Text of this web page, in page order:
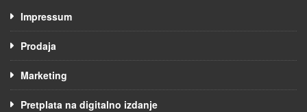
Impressum
Prodaja
Marketing
Pretplata na digitalno izdanje